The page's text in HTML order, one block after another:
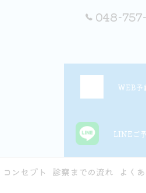
048-
WEB予
LINEご
コンセプト 診察までの流れ よく